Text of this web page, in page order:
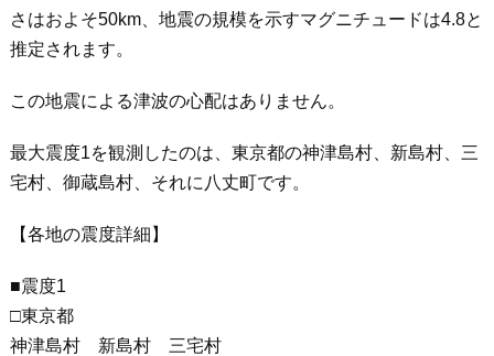
さはおよそ50km、地震の規模を示すマグニチュードは4.8と
推定されます。
この地震による津波の心配はありません。
最大震度1を観測したのは、東京都の神津島村、新島村、三
宅村、御蔵島村、それに八丈町です。
【各地の震度詳細】
■震度1
□東京都
神津島村 新島村 三宅村